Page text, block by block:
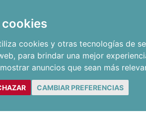
cookies y otras tecnologías de
, para brindar una mejor
anuncios que sean más
CAMBIAR PREFERENCIAS